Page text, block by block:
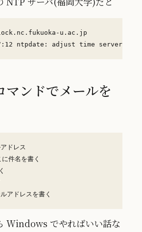
u.ac.jp
ンドでメールを
ドレス
件名を書く
Windows でやればいい話な